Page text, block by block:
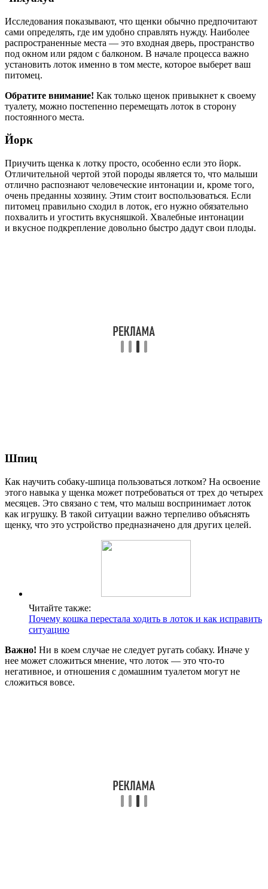
Исследования показывают, что щенки обычно предпочитают
сами определять, где им удобно справлять нужду. Наиболее
распространенные места — это входная дверь, пространство
под окном или рядом с балконом. В начале процесса важно
установить лоток именно в том месте, которое выберет ваш
питомец.
Обратите внимание! Как только щенок привыкнет к своему
туалету, можно постепенно перемещать лоток в сторону
постоянного места.
Йорк
Приучить щенка к лотку просто, особенно если это йорк.
Отличительной чертой этой породы является то, что малыши
отлично распознают человеческие интонации и, кроме того,
очень преданны хозяину. Этим стоит воспользоваться. Если
питомец правильно сходил в лоток, его нужно обязательно
похвалить и угостить вкусняшкой. Хвалебные интонации
и вкусное подкрепление довольно быстро дадут свои плоды.
Шпиц
Как научить собаку-шпица пользоваться лотком? На освоение
этого навыка у щенка может потребоваться от трех до четырех
месяцев. Это связано с тем, что малыш воспринимает лоток
как игрушку. В такой ситуации важно терпеливо объяснять
щенку, что это устройство предназначено для других целей.
Читайте также:
Почему кошка перестала ходить в лоток и как исправить
ситуацию
Важно! Ни в коем случае не следует ругать собаку. Иначе у
нее может сложиться мнение, что лоток — это что-то
негативное, и отношения с домашним туалетом могут не
сложиться вовсе.